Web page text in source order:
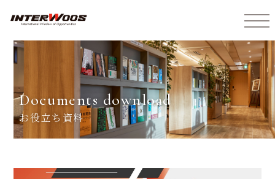
documents download
お役立ち資料